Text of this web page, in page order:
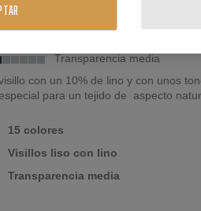
Transparencia media
con un 10% de lino y con unos
para un tejido de aspecto
15 colores
Visillos liso con lino
Transparencia media